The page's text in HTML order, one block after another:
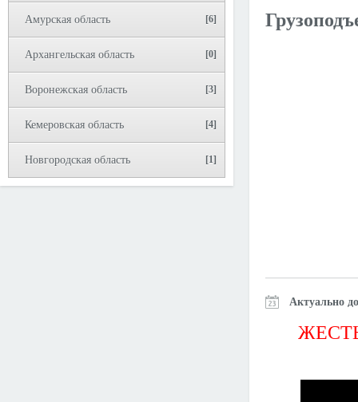
Амурская область [6]
Архангельская область [0]
Воронежская область [3]
Кемеровская область [4]
Новгородская область [1]
Актуально